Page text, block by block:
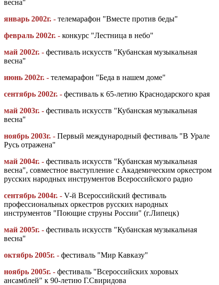
весна"
январь 2002г. - телемарафон "Вместе против беды"
февраль 2002г. - конкурс "Лестница в небо"
май 2002г. - фестиваль искусств "Кубанская музыкальная
весна"
июнь 2002г. - телемарафон "Беда в нашем доме"
сентябрь 2002г. - фестиваль к 65-летию Краснодарского края
май 2003г. - фестиваль искусств "Кубанская музыкальная
весна"
ноябрь 2003г. - Первый международный фестиваль "В Урале
Русь отражена"
май 2004г. - фестиваль искусств "Кубанская музыкальная
весна", совместное выступление с Академическим оркестром
русских народных инструментов Всероссийского радио
сентябрь 2004г. - V-й Всероссийский фестиваль
профессиональных оркестров русских народных
инструментов "Поющие струны России" (г.Липецк)
май 2005г. - фестиваль искусств "Кубанская музыкальная
весна"
октябрь 2005г. - фестиваль "Мир Кавказу"
ноябрь 2005г. - фестиваль "Всероссийских хоровых
ансамблей" к 90-летию Г.Свиридова